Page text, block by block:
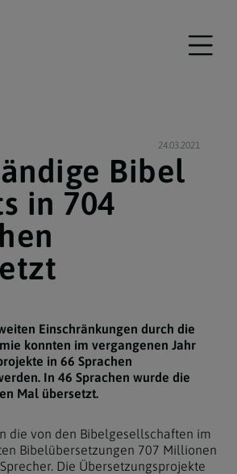
24.03.2021
Bibel
in 704
Einschränkungen durch die
konnten im vergangenen Jahr
in 66 Sprachen
In 46 Sprachen wurde die
Mal übersetzt.
die von den Bibelgesellschaften im
Bibelübersetzungen 707 Millionen
Die Übersetzungsprojekte